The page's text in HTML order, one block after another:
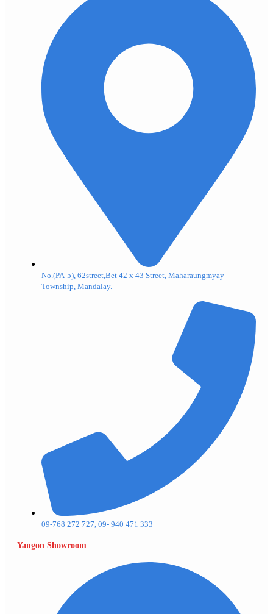
No.(PA-5), 62street,Bet 42 x 43 Street, Maharaungmyay
Township, Mandalay.
09-768 272 727, 09- 940 471 333
Yangon Showroom